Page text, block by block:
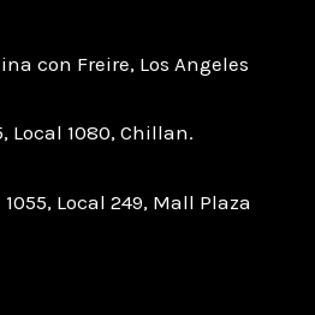
con Freire, Los Angeles
Local 1080, Chillan.
Local 249, Mall Plaza